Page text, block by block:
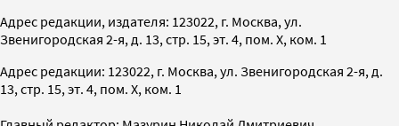
Адрес редакции, издателя: 123022, г. Москва, ул.
Звенигородская 2-я, д. 13, стр. 15, эт. 4, пом. X, ком. 1
Адрес редакции: 123022, г. Москва, ул. Звенигородская 2-я, д.
13, стр. 15, эт. 4, пом. X, ком. 1